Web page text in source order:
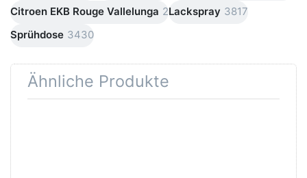
Citroen EKB Rouge Vallelunga 2Lackspray 3817
Sprühdose 3430
Ähnliche Produkte